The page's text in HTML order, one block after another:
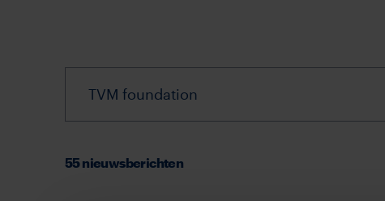
Filter
nieuws
55 nieuwsberichten